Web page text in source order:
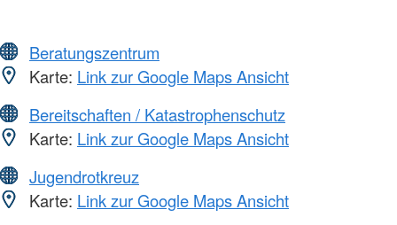
Beratungszentrum
Karte: Link zur Google Maps Ansicht
Bereitschaften / Katastrophenschutz
Karte: Link zur Google Maps Ansicht
Jugendrotkreuz
Karte: Link zur Google Maps Ansicht